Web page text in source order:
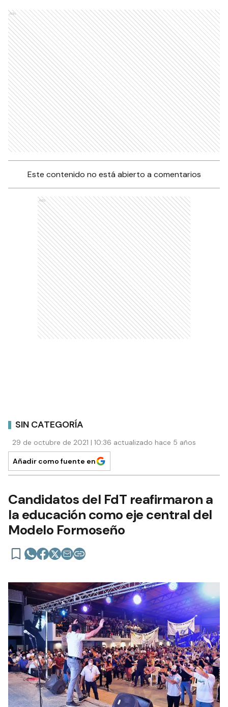
Ads
Este contenido no está abierto a comentarios
Ads
SIN CATEGORÍA
29 de octubre de 2021 | 10:36 actualizado hace 5 años
Añadir como fuente en
Candidatos del FdT reafirmaron a
la educación como eje central del
Modelo Formoseño